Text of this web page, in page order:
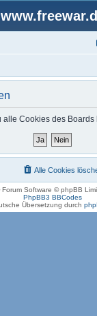
alle Cookies des
Alle Cookies
Forum Software © phpBB
PhpBB3 BBCodes
Übersetzung durch